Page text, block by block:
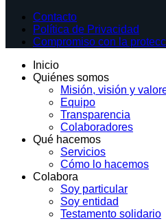
Contacto
Política de Privacidad
Compromiso con la
Inicio
Quiénes somos
Misión, visión y
Equipo
Transparencia
Colaboradores
Qué hacemos
Servicios
Cómo lo hacemos
Colabora
Soy particular
Soy entidad
Testamento solidario